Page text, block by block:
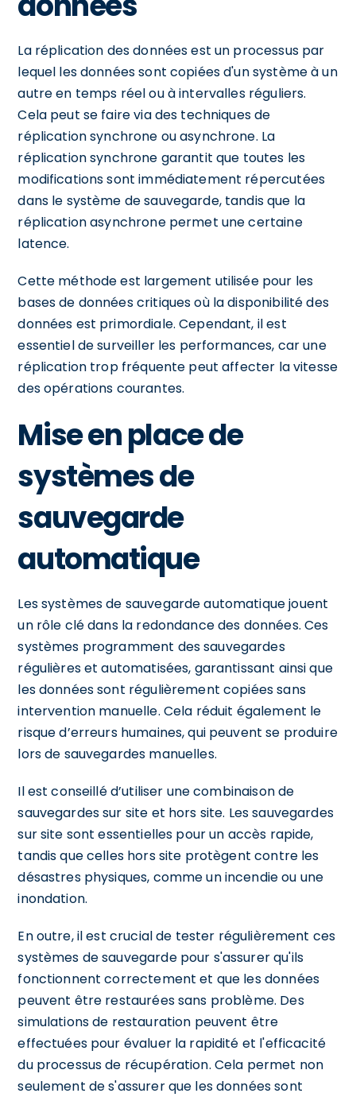
La réplication des données est un processus par
lequel les données sont copiées d'un système à un
autre en temps réel ou à intervalles réguliers.
Cela peut se faire via des techniques de
réplication synchrone ou asynchrone. La
réplication synchrone garantit que toutes les
modifications sont immédiatement répercutées
dans le système de sauvegarde, tandis que la
réplication asynchrone permet une certaine
latence.
Cette méthode est largement utilisée pour les
bases de données critiques où la disponibilité des
données est primordiale. Cependant, il est
essentiel de surveiller les performances, car une
réplication trop fréquente peut affecter la vitesse
des opérations courantes.
Mise en place de
systèmes de
sauvegarde
automatique
Les systèmes de sauvegarde automatique jouent
un rôle clé dans la redondance des données. Ces
systèmes programment des sauvegardes
régulières et automatisées, garantissant ainsi que
les données sont régulièrement copiées sans
intervention manuelle. Cela réduit également le
risque d’erreurs humaines, qui peuvent se produire
lors de sauvegardes manuelles.
Il est conseillé d’utiliser une combinaison de
sauvegardes sur site et hors site. Les sauvegardes
sur site sont essentielles pour un accès rapide,
tandis que celles hors site protègent contre les
désastres physiques, comme un incendie ou une
inondation.
En outre, il est crucial de tester régulièrement ces
systèmes de sauvegarde pour s'assurer qu'ils
fonctionnent correctement et que les données
peuvent être restaurées sans problème. Des
simulations de restauration peuvent être
effectuées pour évaluer la rapidité et l'efficacité
du processus de récupération. Cela permet non
seulement de s'assurer que les données sont